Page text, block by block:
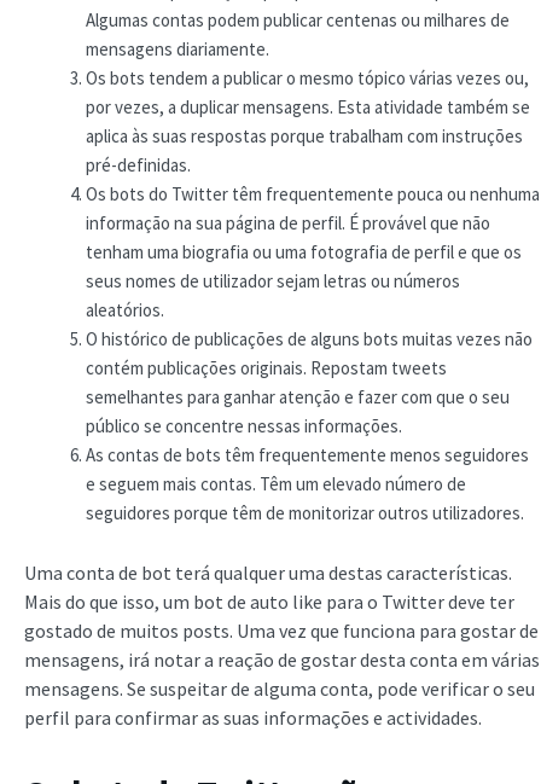
Algumas contas podem publicar centenas ou milhares de
mensagens diariamente.
Os bots tendem a publicar o mesmo tópico várias vezes ou,
por vezes, a duplicar mensagens. Esta atividade também se
aplica às suas respostas porque trabalham com instruções
pré-definidas.
Os bots do Twitter têm frequentemente pouca ou nenhuma
informação na sua página de perfil. É provável que não
tenham uma biografia ou uma fotografia de perfil e que os
seus nomes de utilizador sejam letras ou números
aleatórios.
O histórico de publicações de alguns bots muitas vezes não
contém publicações originais. Repostam tweets
semelhantes para ganhar atenção e fazer com que o seu
público se concentre nessas informações.
As contas de bots têm frequentemente menos seguidores
e seguem mais contas. Têm um elevado número de
seguidores porque têm de monitorizar outros utilizadores.
Uma conta de bot terá qualquer uma destas características.
Mais do que isso, um bot de auto like para o Twitter deve ter
gostado de muitos posts. Uma vez que funciona para gostar de
mensagens, irá notar a reação de gostar desta conta em várias
mensagens. Se suspeitar de alguma conta, pode verificar o seu
perfil para confirmar as suas informações e actividades.